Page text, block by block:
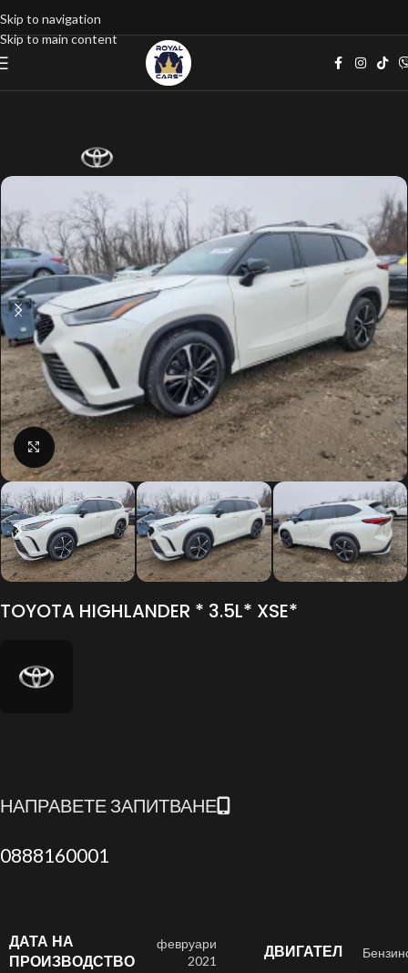
Skip to navigation
Skip to main content
Джип 5TDJZRBH2MS141737
Click to enlarge
TOYOTA HIGHLANDER * 3.5L* XSE*
НАПРАВЕТЕ ЗАПИТВАНЕ
0888160001
ДАТА НА
ПРОИЗВОДСТВО
февруари
2021
ДВИГАТЕЛ